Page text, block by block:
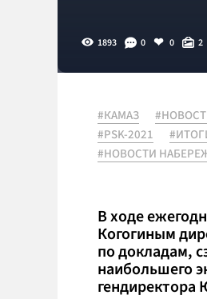
1893 0 0 2
#КАМАЗ
#PSK-2021
#НОВОСТИ
В ходе
Когогиным
по докладам,
наибольшего
гендиректора